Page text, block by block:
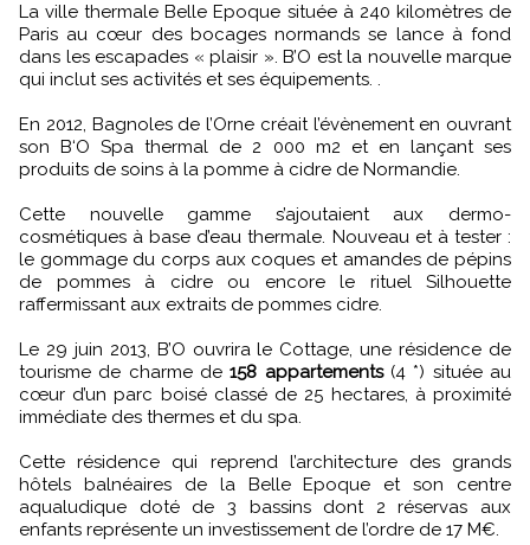
La ville thermale Belle Epoque située à 240 kilomètres de
Paris au cœur des bocages normands se lance à fond
dans les escapades « plaisir ». B’O est la nouvelle marque
qui inclut ses activités et ses équipements. .
En 2012, Bagnoles de l’Orne créait l’évènement en ouvrant
son B‘O Spa thermal de 2 000 m2 et en lançant ses
produits de soins à la pomme à cidre de Normandie.
Cette nouvelle gamme s’ajoutaient aux dermo-
cosmétiques à base d’eau thermale. Nouveau et à tester :
le gommage du corps aux coques et amandes de pépins
de pommes à cidre ou encore le rituel Silhouette
raffermissant aux extraits de pommes cidre.
Le 29 juin 2013, B’O ouvrira le Cottage, une résidence de
tourisme de charme de158 appartements(4 *) située au
cœur d’un parc boisé classé de 25 hectares, à proximité
immédiate des thermes et du spa.
Cette résidence qui reprend l’architecture des grands
hôtels balnéaires de la Belle Epoque et son centre
aqualudique doté de 3 bassins dont 2 réservas aux
enfants représente un investissement de l’ordre de 17 M€.